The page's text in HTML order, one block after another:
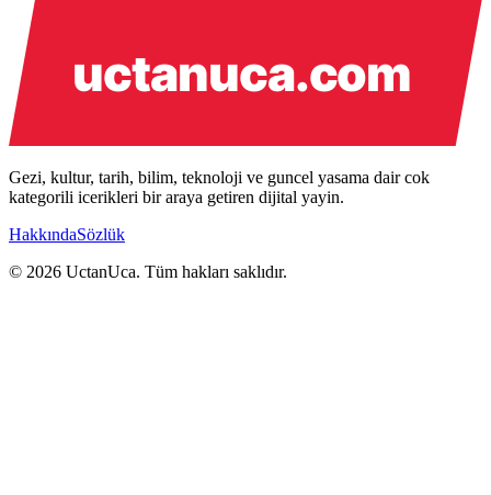
Gezi, kultur, tarih, bilim, teknoloji ve guncel yasama dair cok
kategorili icerikleri bir araya getiren dijital yayin.
HakkındaSözlük
© 2026 UctanUca. Tüm hakları saklıdır.